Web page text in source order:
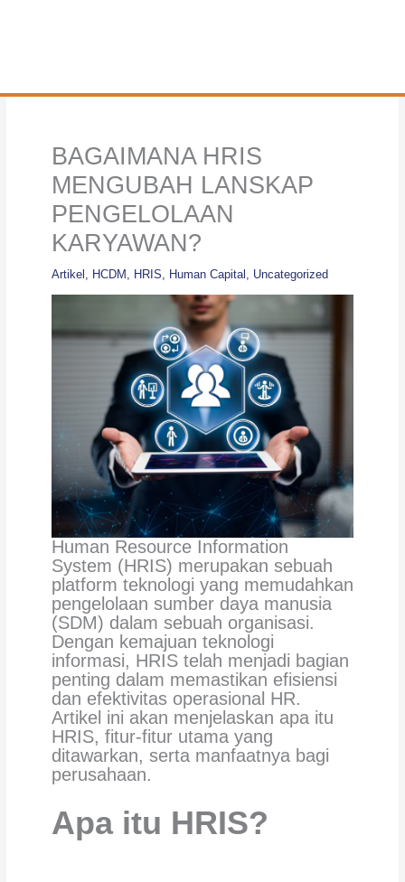
BAGAIMANA HRIS
MENGUBAH LANSKAP
PENGELOLAAN
KARYAWAN?
Artikel , HCDM , HRIS, Human Capital , Uncategorized
Human Resource Information
System (HRIS) merupakan sebuah
platform teknologi yang memudahkan
pengelolaan sumber daya manusia
(SDM) dalam sebuah organisasi.
Dengan kemajuan teknologi
informasi, HRIS telah menjadi bagian
penting dalam memastikan efisiensi
dan efektivitas operasional HR.
Artikel ini akan menjelaskan apa itu
HRIS, fitur-fitur utama yang
ditawarkan, serta manfaatnya bagi
perusahaan.
Apa itu HRIS?